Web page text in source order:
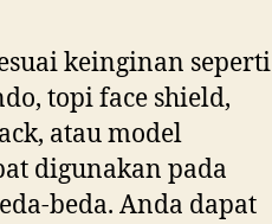
keinginan seperti
topi face shield,
atau model
digunakan pada
beda. Anda dapat